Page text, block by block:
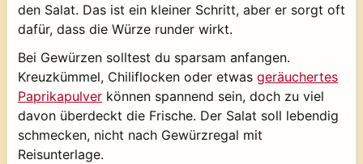
den Salat. Das ist ein kleiner Schritt, aber er sorgt oft
dafür, dass die Würze runder wirkt.
Bei Gewürzen solltest du sparsam anfangen.
Kreuzkümmel, Chiliflocken oder etwas geräuchertes
Paprikapulver können spannend sein, doch zu viel
davon überdeckt die Frische. Der Salat soll lebendig
schmecken, nicht nach Gewürzregal mit
Reisunterlage.